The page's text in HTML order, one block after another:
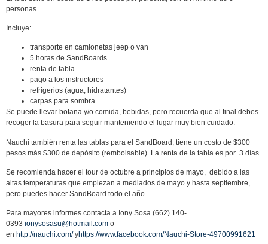
personas.
Incluye:
transporte en camionetas jeep o van
5 horas de SandBoards
renta de tabla
pago a los instructores
refrigerios (agua, hidratantes)
carpas para sombra
Se puede llevar botana y/o comida, bebidas, pero recuerda que al final debes
recoger la basura para seguir manteniendo el lugar muy bien cuidado.
Nauchi también renta las tablas para el SandBoard, tiene un costo de $300
pesos más $300 de depósito (rembolsable). La renta de la tabla es por 3 días.
Se recomienda hacer el tour de octubre a principios de mayo, debido a las
altas temperaturas que empiezan a mediados de mayo y hasta septiembre,
pero puedes hacer SandBoard todo el año.
Para mayores informes contacta a Iony Sosa (662) 140-
0393 ionysosasu@hotmail.com o
en http://nauchi.com/yhttps://www.facebook.com/Nauchi-Store-49700991621